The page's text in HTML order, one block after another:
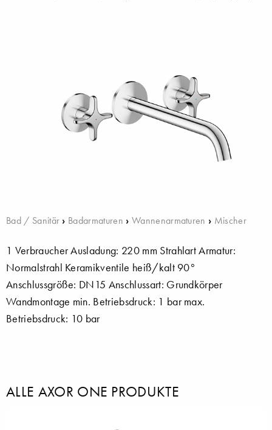
Bad / Sanitär › Badarmaturen › Wannenarmaturen › Mischer
1 Verbraucher Ausladung: 220 mm Strahlart Armatur:
Normalstrahl Keramikventile heiß/kalt 90°
Anschlussgröße: DN15 Anschlussart: Grundkörper
Wandmontage min. Betriebsdruck: 1 bar max.
Betriebsdruck: 10 bar
ALLE AXOR ONE PRODUKTE